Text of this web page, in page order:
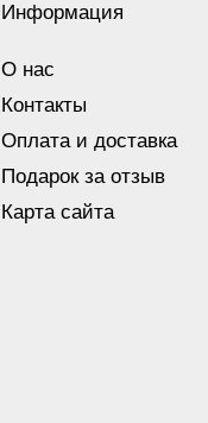
Информация
О нас
Контакты
Оплата и доставка
Подарок за отзыв
Карта сайта